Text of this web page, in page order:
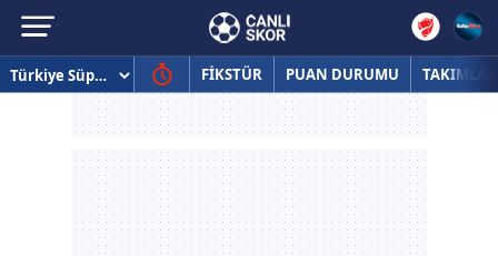
FİKSTÜR PUAN DURUMU TAKIMLAR